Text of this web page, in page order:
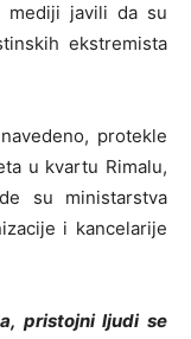
mediji javili da su
ekstremista
protekle
u kvartu Rimalu,
su ministarstva
i kancelarije
pristojni ljudi se